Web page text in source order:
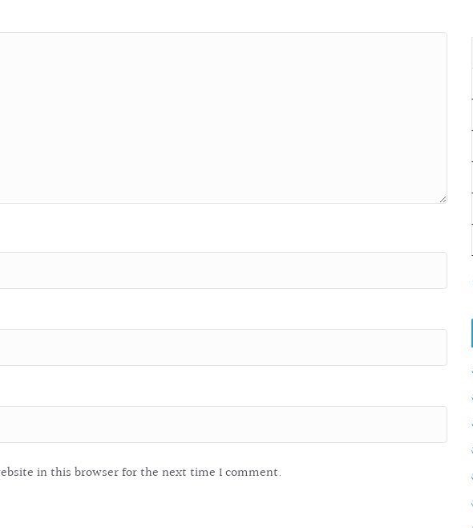
in this browser for the next time I comment.